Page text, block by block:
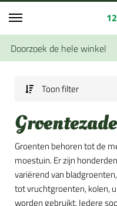
Toon filter
Groenten behoren tot de
moestuin. Er zijn
variërend van
tot vruchtgroenten, kolen,
worden gebruikt. Iedere